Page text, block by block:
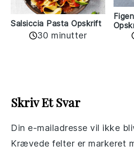
Salsiccia Pasta Opskrift
30 minutter
Interactions
Skriv Et Svar
Din e-mailadresse vil ikke
Krævede felter er markeret